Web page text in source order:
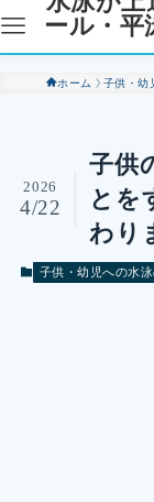
ール・平
ホーム 子供・幼
子供
とを
わり
2026
4/22
子供・幼児への水